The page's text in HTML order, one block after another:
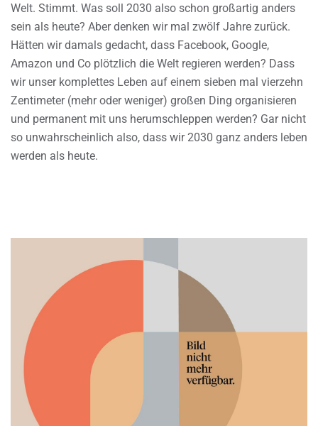
Welt. Stimmt. Was soll 2030 also schon großartig anders
sein als heute? Aber denken wir mal zwölf Jahre zurück.
Hätten wir damals gedacht, dass Facebook, Google,
Amazon und Co plötzlich die Welt regieren werden? Dass
wir unser komplettes Leben auf einem sieben mal vierzehn
Zentimeter (mehr oder weniger) großen Ding organisieren
und permanent mit uns herumschleppen werden? Gar nicht
so unwahrscheinlich also, dass wir 2030 ganz anders leben
werden als heute.